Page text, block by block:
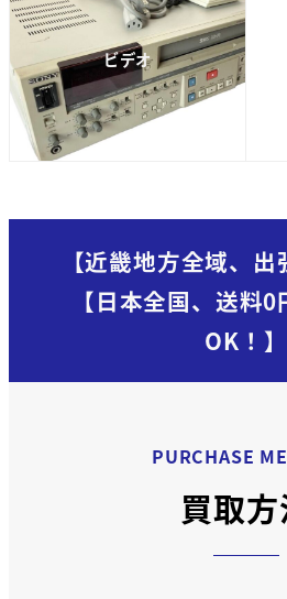
ビデオ
【近畿地方全域、出
【日本全国、送料
OK！】
PURCHASE
買取